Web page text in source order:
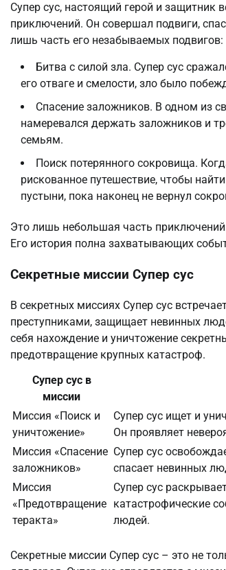
Супер сус, настоящий герой и
приключений. Он совершал подвиги,
лишь часть его незабываемых подвигов:
Битва с силой зла. Супер сус
его отваге и смелости, зло было
Спасение заложников. В одном из
намеревался держать заложников и
семьям.
Поиск потерянного сокровища.
рискованное путешествие, чтобы
пустыни, пока наконец не вернул
Это лишь небольшая часть
Его история полна захватывающих
Секретные миссии Супер сус
В секретных миссиях Супер сус
преступниками, защищает невинных
себя нахождение и уничтожение
предотвращение крупных катастроф.
Супер сус в
миссии
Миссия «Поиск и
уничтожение»
Супер сус ищет и
Он проявляет
Миссия «Спасение
заложников»
Супер сус
спасает невинных
Миссия
«Предотвращение
теракта»
Супер сус
катастрофические
людей.
Секретные миссии Супер сус – это не